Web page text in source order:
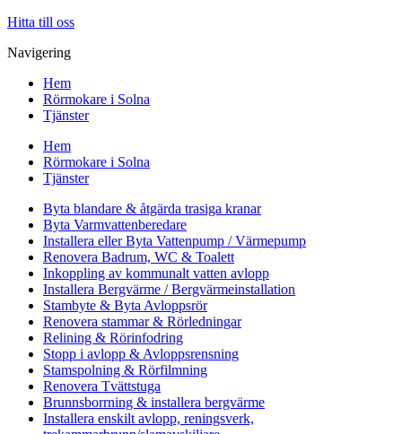
Hitta till oss
Navigering
Hem
Rörmokare i Solna
Tjänster
Hem
Rörmokare i Solna
Tjänster
Byta blandare & åtgärda trasiga kranar
Byta Varmvattenberedare
Installera eller Byta Vattenpump / Värmepump
Renovera Badrum, WC & Toalett
Inkoppling av kommunalt vatten avlopp
Installera Bergvärme / Bergvärmeinstallation
Stambyte & Byta Avloppsrör
Renovera stammar & Rörledningar
Relining & Rörinfodring
Stopp i avlopp & Avloppsrensning
Stamspolning & Rörfilmning
Renovera Tvättstuga
Brunnsborrning & installera bergvärme
Installera enskilt avlopp, reningsverk,